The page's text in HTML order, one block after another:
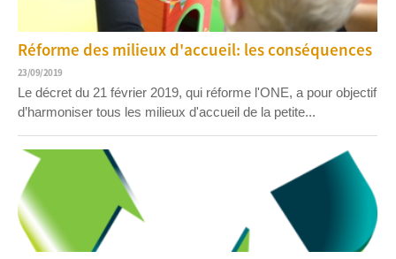
Réforme des milieux d'accueil: les conséquences
23/09/2019
Le décret du 21 février 2019, qui réforme l'ONE, a pour objectif
d’harmoniser tous les milieux d'accueil de la petite...